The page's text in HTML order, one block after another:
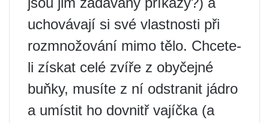
uchovávají si své vlastnosti při
rozmnožování mimo tělo. Chcete-
li získat celé zvíře z obyčejné
buňky, musíte z ní odstranit jádro
a umístit ho dovnitř vajíčka (a